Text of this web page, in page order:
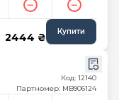
2444 ₴ Купити
Код: 12140
Партномер: MB906124